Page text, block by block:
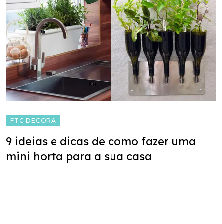
FTC DECORA
9 ideias e dicas de como fazer uma
mini horta para a sua casa